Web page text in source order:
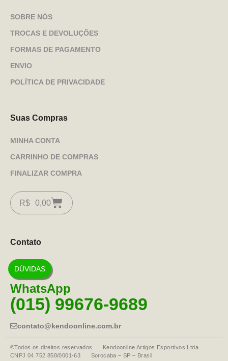
SOBRE NÓS
TROCAS E DEVOLUÇÕES
FORMAS DE PAGAMENTO
ENVIO
POLÍTICA DE PRIVACIDADE
Suas Compras
MINHA CONTA
CARRINHO DE COMPRAS
FINALIZAR COMPRA
R$ 0,00
Contato
DÚVIDAS
WhatsApp
(015) 99676-9689
contato@kendoonline.com.br
©Todos os direitos reservados Kendoonline Artigos Esportivos Ltda
CNPJ 04.752.858/0001-63 Sorocaba – SP – Brasil